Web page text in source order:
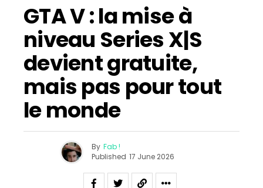
GTA V : la mise à
niveau Series X|S
devient gratuite,
mais pas pour tout
le monde
By Fab !
Published 17 June 2026